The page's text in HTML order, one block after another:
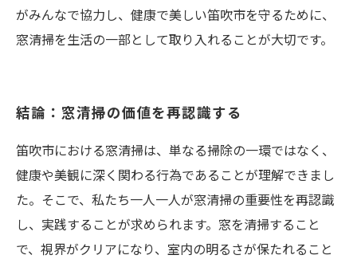
がみんなで協力し、健康で美しい笛吹市を守るために、
窓清掃を生活の一部として取り入れることが大切です。
結論：窓清掃の価値を再認識する
笛吹市における窓清掃は、単なる掃除の一環ではなく、
健康や美観に深く関わる行為であることが理解できまし
た。そこで、私たち一人一人が窓清掃の重要性を再認識
し、実践することが求められます。窓を清掃すること
で、視界がクリアになり、室内の明るさが保たれること